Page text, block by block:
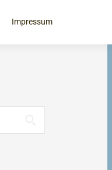
Impressum